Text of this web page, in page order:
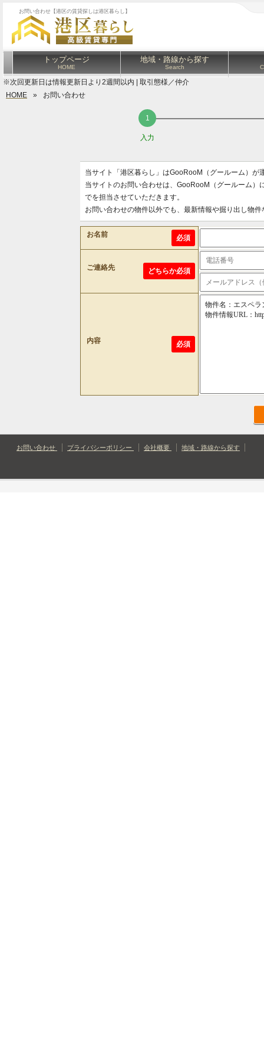
お問い合わせ【港区の賃貸探しは港区暮らし】
トップページ
HOME
地域・路線から探す
Search
※次回更新日は情報更新日より2週間以内 | 取引態様／仲介
HOME
» お問い合わせ
入力
当サイト「港区暮らし」はGooRooM（グールーム）
当サイトのお問い合わせは、GooRooM（グールーム
でを担当させていただきます。
お問い合わせの物件以外でも、最新情報や掘り出し物
お名前 必須
ご連絡先 どちらか必須
内容 必須
お問い合わせ プライバシーポリシー 会社概要 地域・路線から探す